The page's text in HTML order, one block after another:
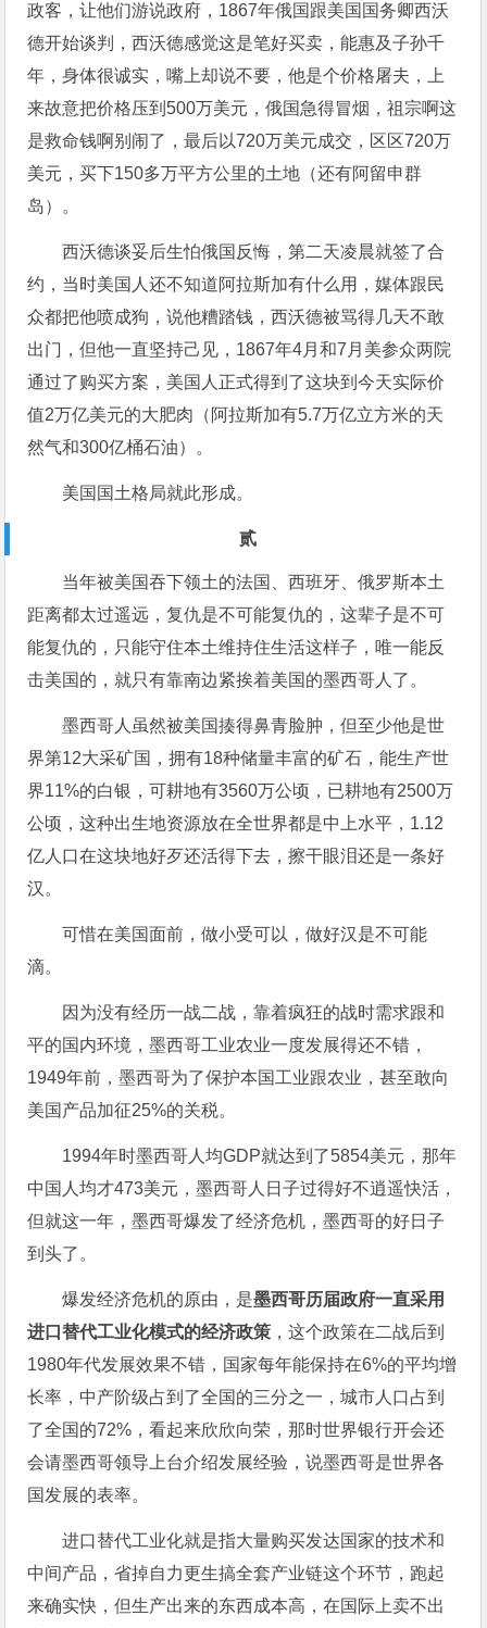
政客，让他们游说政府，1867年俄国跟美国国务卿西沃
德开始谈判，西沃德感觉这是笔好买卖，能惠及子孙千
年，身体很诚实，嘴上却说不要，他是个价格屠夫，上
来故意把价格压到500万美元，俄国急得冒烟，祖宗啊这
是救命钱啊别闹了，最后以720万美元成交，区区720万
美元，买下150多万平方公里的土地（还有阿留申群
岛）。
西沃德谈妥后生怕俄国反悔，第二天凌晨就签了合
约，当时美国人还不知道阿拉斯加有什么用，媒体跟民
众都把他喷成狗，说他糟踏钱，西沃德被骂得几天不敢
出门，但他一直坚持己见，1867年4月和7月美参众两院
通过了购买方案，美国人正式得到了这块到今天实际价
值2万亿美元的大肥肉（阿拉斯加有5.7万亿立方米的天
然气和300亿桶石油）。
美国国土格局就此形成。
贰
当年被美国吞下领土的法国、西班牙、俄罗斯本土
距离都太过遥远，复仇是不可能复仇的，这辈子是不可
能复仇的，只能守住本土维持住生活这样子，唯一能反
击美国的，就只有靠南边紧挨着美国的墨西哥人了。
墨西哥人虽然被美国揍得鼻青脸肿，但至少他是世
界第12大采矿国，拥有18种储量丰富的矿石，能生产世
界11%的白银，可耕地有3560万公顷，已耕地有2500万
公顷，这种出生地资源放在全世界都是中上水平，1.12
亿人口在这块地好歹还活得下去，擦干眼泪还是一条好
汉。
可惜在美国面前，做小受可以，做好汉是不可能
滴。
因为没有经历一战二战，靠着疯狂的战时需求跟和
平的国内环境，墨西哥工业农业一度发展得还不错，
1949年前，墨西哥为了保护本国工业跟农业，甚至敢向
美国产品加征25%的关税。
1994年时墨西哥人均GDP就达到了5854美元，那年
中国人均才473美元，墨西哥人日子过得好不逍遥快活，
但就这一年，墨西哥爆发了经济危机，墨西哥的好日子
到头了。
爆发经济危机的原由，是墨西哥历届政府一直采用
进口替代工业化模式的经济政策 ，这个政策在二战后到
1980年代发展效果不错，国家每年能保持在6%的平均增
长率，中产阶级占到了全国的三分之一，城市人口占到
了全国的72%，看起来欣欣向荣，那时世界银行开会还
会请墨西哥领导上台介绍发展经验，说墨西哥是世界各
国发展的表率。
进口替代工业化就是指大量购买发达国家的技术和
中间产品，省掉自力更生搞全套产业链这个环节，跑起
来确实快，但生产出来的东西成本高，在国际上卖不出